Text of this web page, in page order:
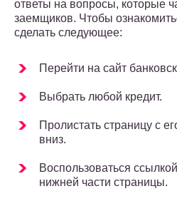
ответы на вопросы, которые
заемщиков. Чтобы
сделать следующее:
Перейти на сайт
Выбрать любой кредит.
Пролистать страницу с
вниз.
Воспользоваться
нижней части страницы.